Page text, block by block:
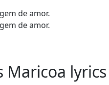
de amor.
de amor.
Maricoa lyrics